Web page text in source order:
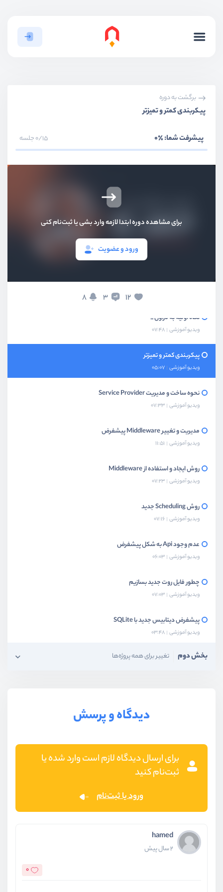
برگشت به دوره
پیکربندی کمتر و تمیزتر
پیشرفت شما:٪0 0/15 جلسه
برای مشاهده دوره ابتدا لازمه وارد بشی یا ثبت‌نام کنی
ورود و عضویت
12
3
8 ساختار جدید
نگاه اولیه به لاراول 11
ویدیو آموزشی 07:48
پیکربندی کمتر و تمیزتر
ویدیو آموزشی 05:07
نحوه ساخت و مدیریت Service Provider
ویدیو آموزشی 07:33
مدیریت و تغییر Middleware پیشفرض
ویدیو آموزشی 11:51
روش ایجاد و استفاده از Middleware
ویدیو آموزشی 07:23
روش Scheduling جدید
ویدیو آموزشی 07:16
عدم وجود Api به شکل پیشفرض
ویدیو آموزشی 06:03
چطور فایل روت جدید بسازیم
ویدیو آموزشی 07:03
پیشفرض دیتابیس جدید با SQLite
ویدیو آموزشی 03:48
بخش دوم تغییر برای همه پروژه‌ها
دیدگاه و پرسش
برای ارسال دیدگاه لازم است وارد شده یا
ثبت‌نام کنید
ورود یا ثبت‌نام
hamed
2 سال پیش
0